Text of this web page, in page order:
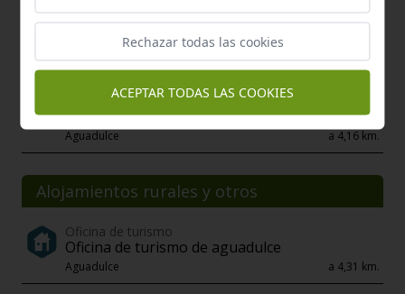
Enclave de interés Cultural
Cementerio de san bartolomé
Aguadulce a 4,16 km.
Alojamientos rurales y otros
Oficina de turismo
Oficina de turismo de aguadulce
Aguadulce a 4,31 km.
Rechazar todas las cookies
ACEPTAR TODAS LAS COOKIES